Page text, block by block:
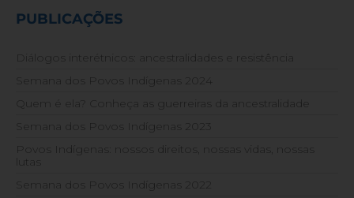
PUBLICAÇÕES
Diálogos interétnicos: ancestralidades e resistência
Semana dos Povos Indígenas 2024
Quem é ela? Conheça as guerreiras da ancestralidade
Semana dos Povos Indígenas 2023
Povos Indígenas: nossos direitos, nossas vidas, nossas
lutas
Semana dos Povos Indígenas 2022